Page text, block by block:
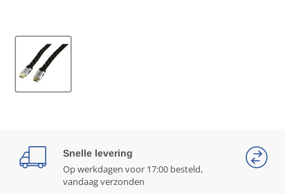
Snelle levering
Op werkdagen voor 17:00 besteld,
vandaag verzonden